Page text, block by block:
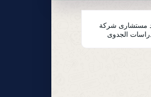
مستشارى شركة
الجدوى